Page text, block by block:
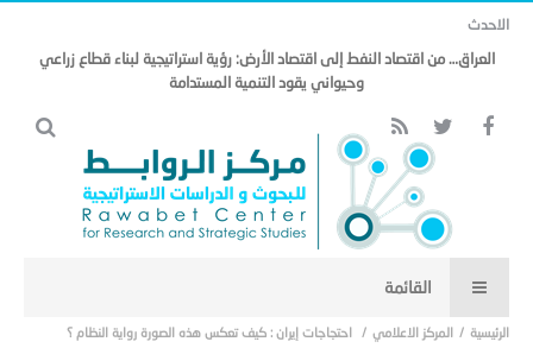
الاحدث
العراق… من اقتصاد النفط إلى اقتصاد الأرض: رؤية استراتيجية لبناء قطاع زراعي
وحيواني يقود التنمية المستدامة
المركز الاعلامي احتجاجات إيران : كيف تعكس هذه الصورة رواية النظام ؟